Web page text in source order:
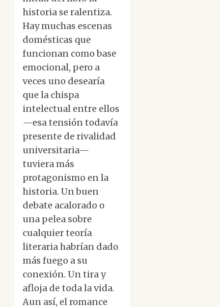
historia se ralentiza.
Hay muchas escenas
domésticas que
funcionan como base
emocional, pero a
veces uno desearía
que la chispa
intelectual entre ellos
—esa tensión todavía
presente de rivalidad
universitaria—
tuviera más
protagonismo en la
historia. Un buen
debate acalorado o
una pelea sobre
cualquier teoría
literaria habrían dado
más fuego a su
conexión. Un tira y
afloja de toda la vida.
Aun así, el romance